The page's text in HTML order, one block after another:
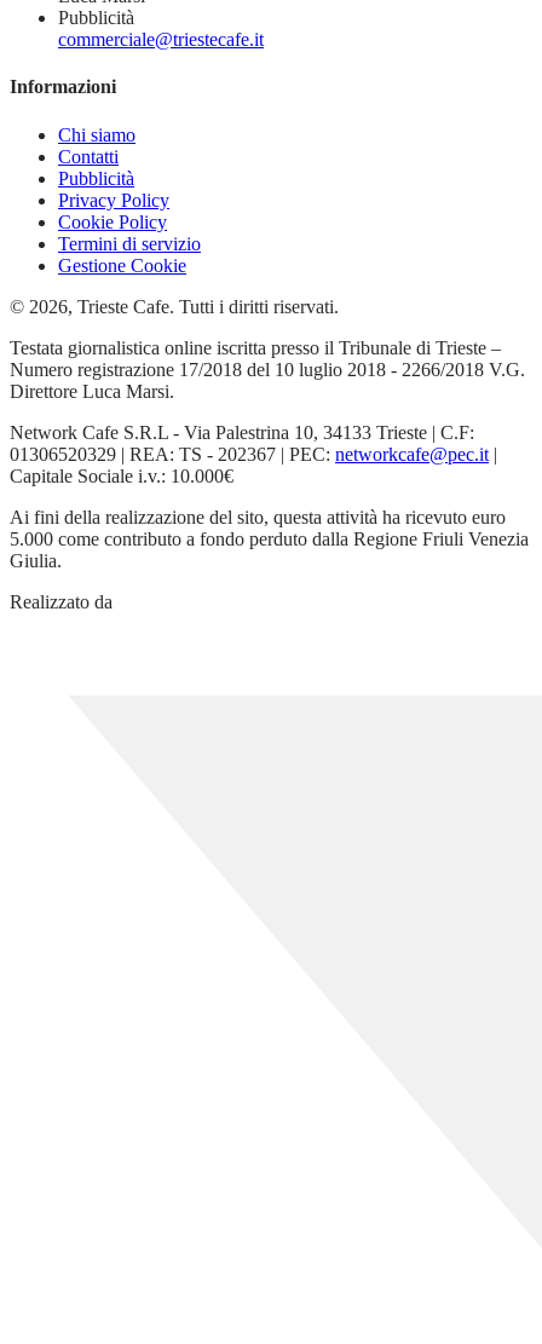
Pubblicità
commerciale@triestecafe.it
Informazioni
Chi siamo
Contatti
Pubblicità
Privacy Policy
Cookie Policy
Termini di servizio
Gestione Cookie
© 2026, Trieste Cafe. Tutti i diritti riservati.
Testata giornalistica online iscritta presso il Tribunale di Trieste –
Numero registrazione 17/2018 del 10 luglio 2018 - 2266/2018 V.G.
Direttore Luca Marsi.
Network Cafe S.R.L - Via Palestrina 10, 34133 Trieste | C.F:
01306520329 | REA: TS - 202367 | PEC: networkcafe@pec.it |
Capitale Sociale i.v.: 10.000€
Ai fini della realizzazione del sito, questa attività ha ricevuto euro
5.000 come contributo a fondo perduto dalla Regione Friuli Venezia
Giulia.
Realizzato da